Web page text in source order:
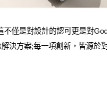
僅是對設計的認可更是對
決方案;每一項創新，皆源於